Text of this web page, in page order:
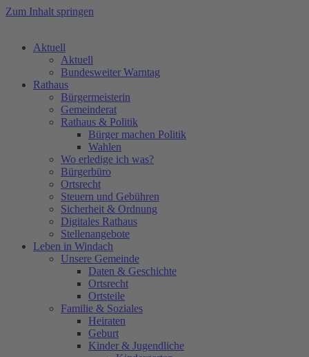
Zum Inhalt springen
Aktuell
Aktuell
Bundesweiter Warntag
Rathaus
Bürgermeisterin
Gemeinderat
Rathaus & Politik
Bürger machen Politik
Wahlen
Wo erledige ich was?
Bürgerbüro
Ortsrecht
Steuern und Gebühren
Sicherheit & Ordnung
Digitales Rathaus
Stellenangebote
Leben in Windach
Unsere Gemeinde
Daten & Geschichte
Ortsrecht
Ortsteile
Familie & Soziales
Heiraten
Geburt
Kinder & Jugendliche